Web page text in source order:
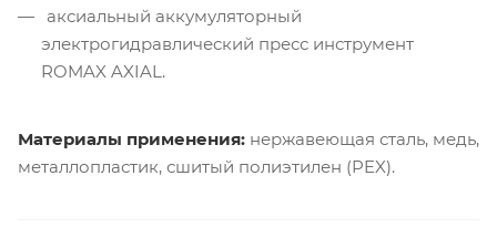
аксиальный аккумуляторный
электрогидравлический пресс инструмент
ROMAX AXIAL.
Материалы применения: нержавеющая сталь, медь,
металлопластик, сшитый полиэтилен (PEX).